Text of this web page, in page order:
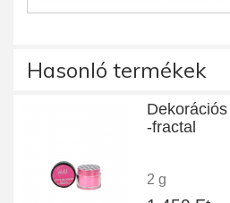
Hasonló termékek
-fractal
2 g